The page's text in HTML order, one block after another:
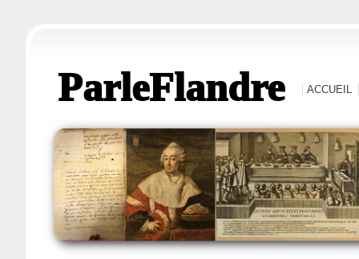
ParleFlandre ACCUEIL